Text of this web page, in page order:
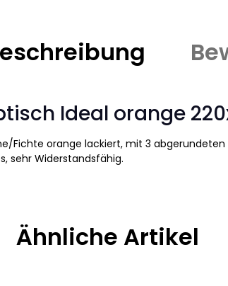
Ideal orange
Fichte orange lackiert, mit 3
sehr Widerstandsfähig.
Ähnliche Artikel